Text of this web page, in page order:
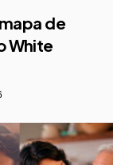
de
White